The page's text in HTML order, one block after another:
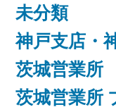
未分類
神戸支店・
茨城営業所
茨城営業所